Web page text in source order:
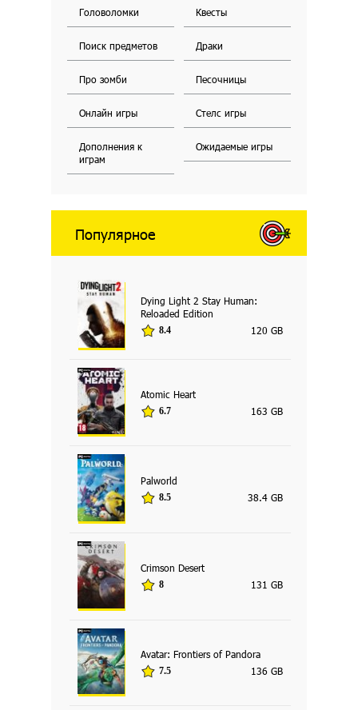
Головоломки Квесты
Поиск предметов Драки
Про зомби Песочницы
Онлайн игры Стелс игры
Дополнения к
играм
Ожидаемые игры
Популярное
Dying Light 2 Stay Human:
Reloaded Edition
8.4 120 GB
Atomic Heart
6.7 163 GB
Palworld
8.5 38.4 GB
Crimson Desert
8 131 GB
Avatar: Frontiers of Pandora
7.5 136 GB